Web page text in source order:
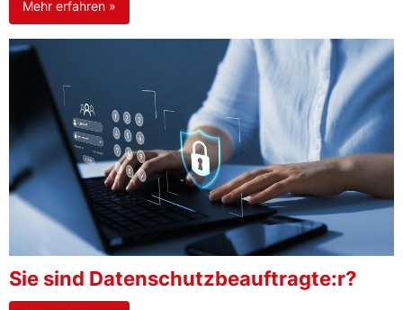
Mehr erfahren »
Sie sind Datenschutzbeauftragte:r?